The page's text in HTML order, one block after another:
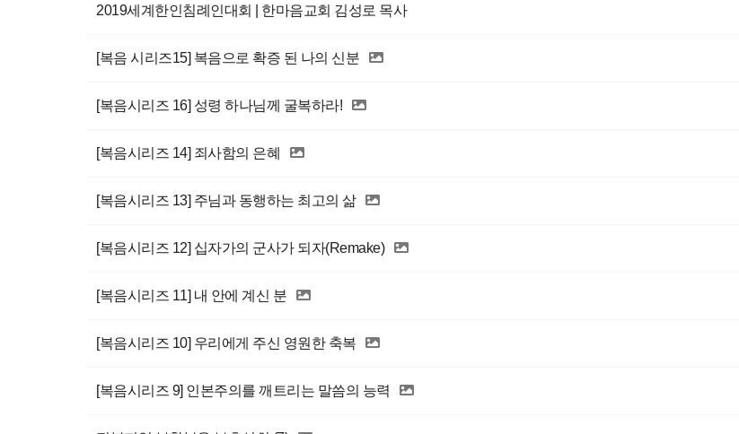
2019세계한인침례인대회 | 한마음교회 김성로 목사
[복음 시리즈15] 복음으로 확증 된 나의 신분
[복음시리즈 16] 성령 하나님께 굴복하라!
[복음시리즈 14] 죄사함의 은혜
[복음시리즈 13] 주님과 동행하는 최고의 삶
[복음시리즈 12] 십자가의 군사가 되자(Remake)
[복음시리즈 11] 내 안에 계신 분
[복음시리즈 10] 우리에게 주신 영원한 축복
[복음시리즈 9] 인본주의를 깨트리는 말씀의 능력